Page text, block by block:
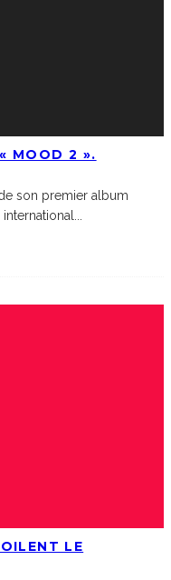
MOOD 2 ».
son premier album
LE